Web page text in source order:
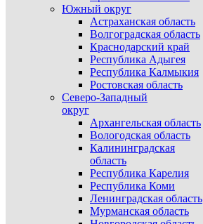
Южный округ
Астраханская область
Волгоградская область
Краснодарский край
Республика Адыгея
Республика Калмыкия
Ростовская область
Северо-Западный
округ
Архангельская область
Вологодская область
Калининградская
область
Республика Карелия
Республика Коми
Ленинградская область
Мурманская область